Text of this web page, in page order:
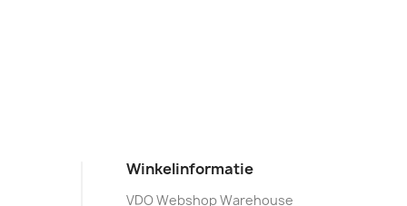
Winkelinformatie
VDO Webshop Warehouse